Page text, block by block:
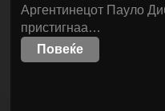
Аргентинецот Пауло
пристигнаа…
Повеќе